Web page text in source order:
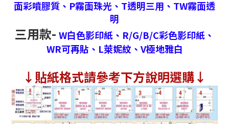
面彩噴膠質、 P霧面珠光、 T透明三用、 TW霧面透
明
三用款- W白色影印紙、 R/G/B/C彩色影印紙、
WR可再貼、 L萊妮紋、 V極地雅白
↓ 貼紙格式請參考下方說明選購↓